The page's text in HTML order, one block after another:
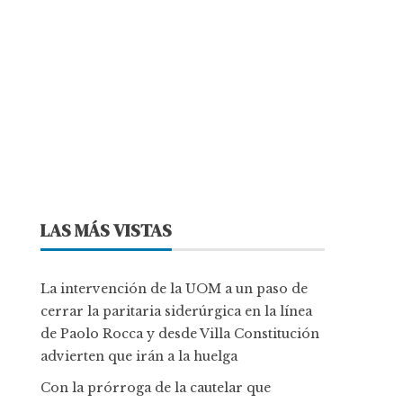
LAS MÁS VISTAS
La intervención de la UOM a un paso de
cerrar la paritaria siderúrgica en la línea
de Paolo Rocca y desde Villa Constitución
advierten que irán a la huelga
Con la prórroga de la cautelar que